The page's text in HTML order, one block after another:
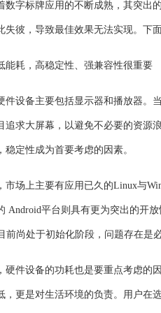
数字标牌应用的不断成熟，其突出
失彼，导致最佳效果无法实现。下
能耗，高稳定性、强兼容性很重要
件设备主要包括显示器和播放器。
追求大屏幕，以避免不必要的资源
稳定性成为首要考虑的因素。
市场上主要有应用已久的Linux与
Android平台则具有更为突出的开
前尚处于初始化阶段，问题存在是
硬件设备的功耗也是要重点考虑的
，更是对生活环境的负责。用户在